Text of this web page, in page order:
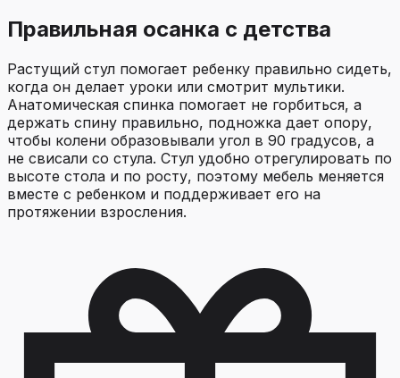
Правильная осанка с детства
Растущий стул помогает ребенку правильно сидеть,
когда он делает уроки или смотрит мультики.
Анатомическая спинка помогает не горбиться, а
держать спину правильно, подножка дает опору,
чтобы колени образовывали угол в 90 градусов, а
не свисали со стула. Стул удобно отрегулировать по
высоте стола и по росту, поэтому мебель меняется
вместе с ребенком и поддерживает его на
протяжении взросления.